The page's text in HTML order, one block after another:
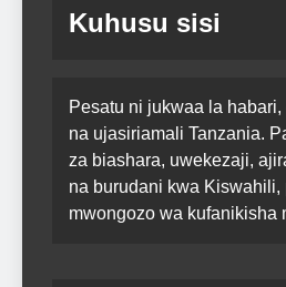
Kuhusu sisi
Pesatu ni jukwaa la
na ujasiriamali Tanzania.
za biashara, uwekezaji,
na burudani kwa Kiswahili,
mwongozo wa kufanikisha